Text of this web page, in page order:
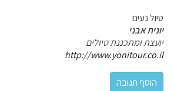
טיול נעים
יונית אבני
יועצת ומתכננת טיולים
http://www.yonitour.co.il